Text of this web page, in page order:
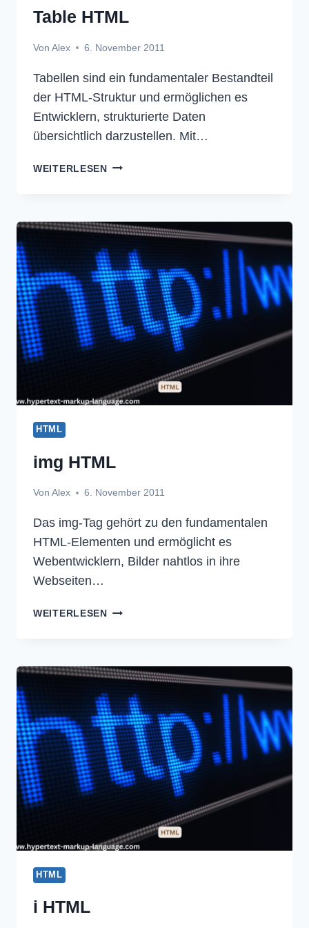
Table HTML
Von Alex 6. November 2011
Tabellen sind ein fundamentaler Bestandteil
der HTML-Struktur und ermöglichen es
Entwicklern, strukturierte Daten
übersichtlich darzustellen. Mit…
WEITERLESEN TABLE
HTML
img HTML
Von Alex 6. November 2011
Das img-Tag gehört zu den fundamentalen
HTML-Elementen und ermöglicht es
Webentwicklern, Bilder nahtlos in ihre
Webseiten…
WEITERLESEN IMG
HTML
i HTML